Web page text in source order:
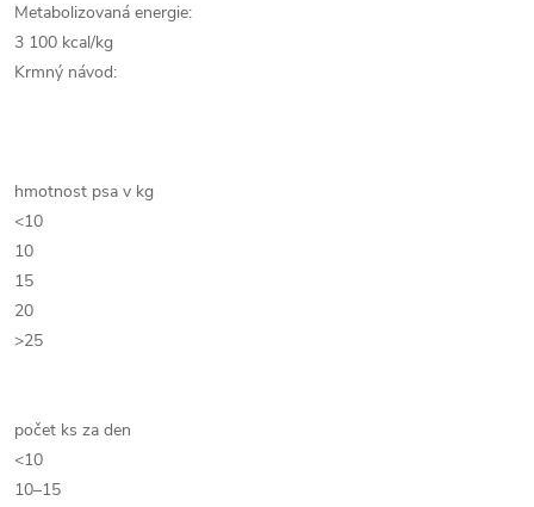
Metabolizovaná energie:
3 100 kcal/kg
Krmný návod:
hmotnost psa v kg
<10
10
15
20
>25
počet ks za den
<10
10–15